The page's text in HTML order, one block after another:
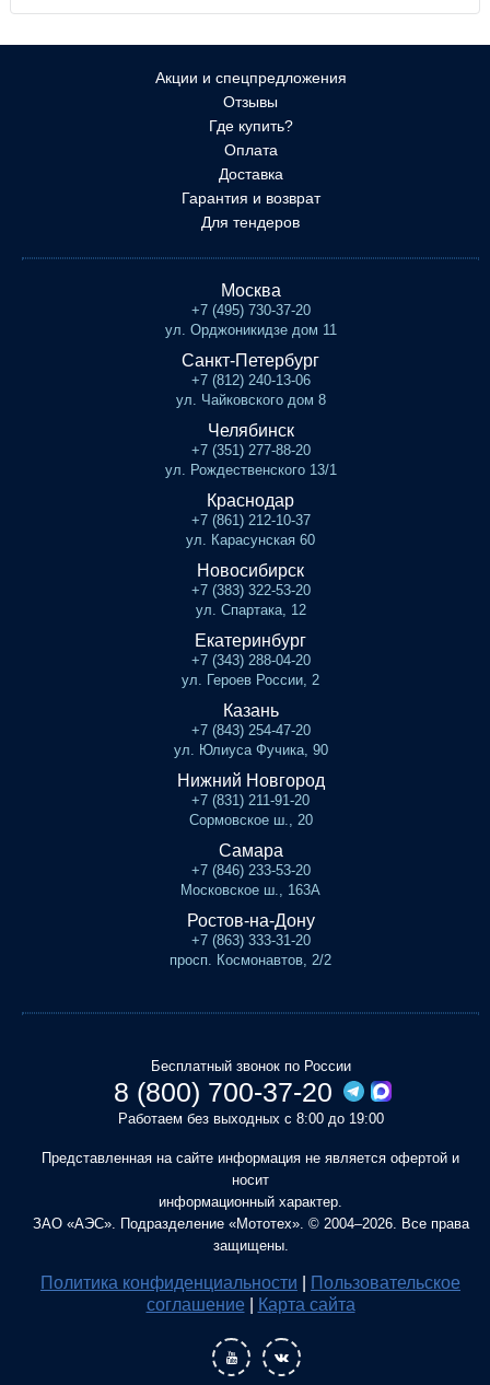
Акции и спецпредложения
Отзывы
Где купить?
Оплата
Доставка
Гарантия и возврат
Для тендеров
Москва
+7 (495) 730-37-20
ул. Орджоникидзе дом 11
Санкт-Петербург
+7 (812) 240-13-06
ул. Чайковского дом 8
Челябинск
+7 (351) 277-88-20
ул. Рождественского 13/1
Краснодар
+7 (861) 212-10-37
ул. Карасунская 60
Новосибирск
+7 (383) 322-53-20
ул. Спартака, 12
Екатеринбург
+7 (343) 288-04-20
ул. Героев России, 2
Казань
+7 (843) 254-47-20
ул. Юлиуса Фучика, 90
Нижний Новгород
+7 (831) 211-91-20
Сормовское ш., 20
Самара
+7 (846) 233-53-20
Московское ш., 163А
Ростов-на-Дону
+7 (863) 333-31-20
просп. Космонавтов, 2/2
Бесплатный звонок по России
8 (800) 700-37-20
Работаем без выходных с 8:00 до 19:00
Представленная на сайте информация не является офертой и
носит
информационный характер.
ЗАО «АЭС». Подразделение «Мототех». © 2004–2026. Все права
защищены.
Политика конфиденциальности
Пользовательское
соглашение
Карта сайта